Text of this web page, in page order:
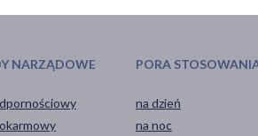
NARZĄDOWE PORA
na dzień
na noc